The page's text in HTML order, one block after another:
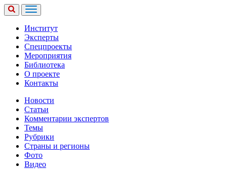
Институт
Эксперты
Спецпроекты
Мероприятия
Библиотека
О проекте
Контакты
Новости
Статьи
Комментарии экспертов
Темы
Рубрики
Страны и регионы
Фото
Видео